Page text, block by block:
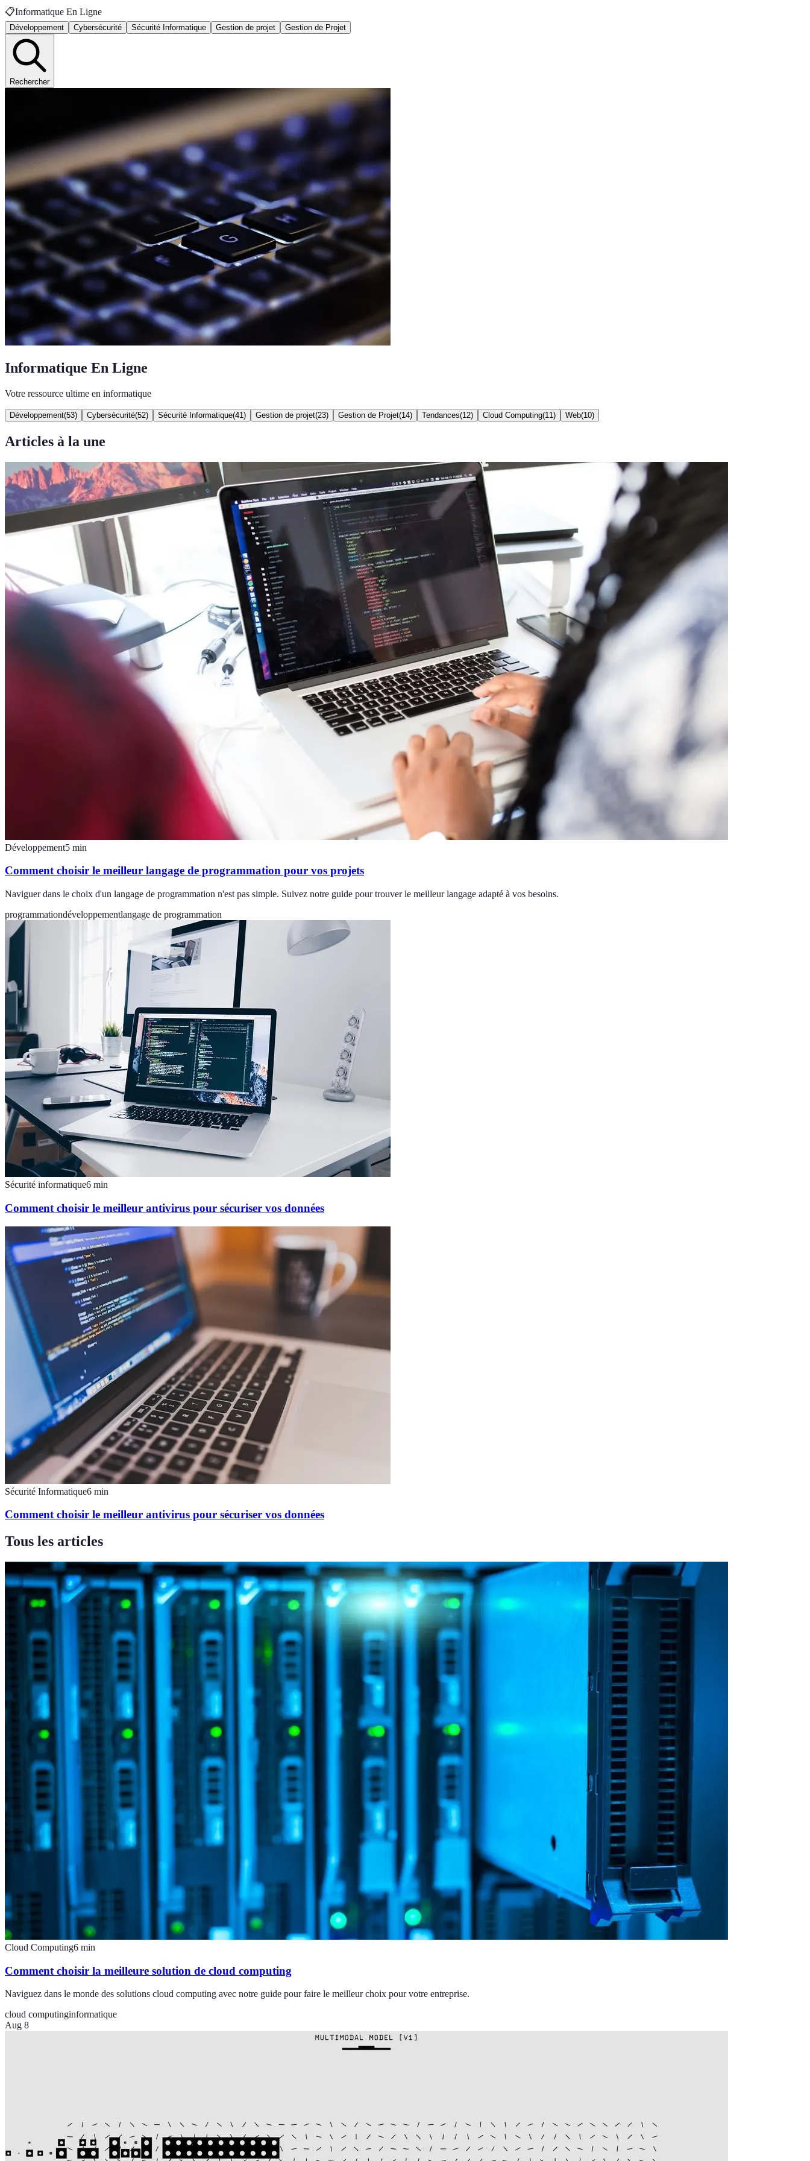
📋Informatique En Ligne
Développement Cybersécurité Sécurité Informatique Gestion de projet Gestion de Projet
Rechercher
Informatique En Ligne
Votre ressource ultime en informatique
Développement(53) Cybersécurité(52) Sécurité Informatique(41 ) Gestion de projet(23) Gestion de Projet(14) Tendances(12) Cloud Computing(11 ) Web(10)
Articles à la une
Développement5 min
Comment choisir le meilleur langage de programmation pour vos projets
Naviguer dans le choix d'un langage de programmation n'est pas simple. Suivez notre guide pour trouver le meilleur langage adapté à vos besoins.
programmationdéveloppementlangage de programmation
Sécurité informatique6 min
Comment choisir le meilleur antivirus pour sécuriser vos données
Sécurité Informatique6 min
Comment choisir le meilleur antivirus pour sécuriser vos données
Tous les articles
Cloud Computing6 min
Comment choisir la meilleure solution de cloud computing
Naviguez dans le monde des solutions cloud computing avec notre guide pour faire le meilleur choix pour votre entreprise.
cloud computinginformatique
Aug 8